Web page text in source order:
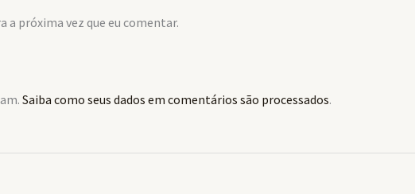
a próxima vez que eu comentar.
Saiba como seus dados em comentários são processados.